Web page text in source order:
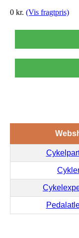
0 kr. (Vis fragtpris)